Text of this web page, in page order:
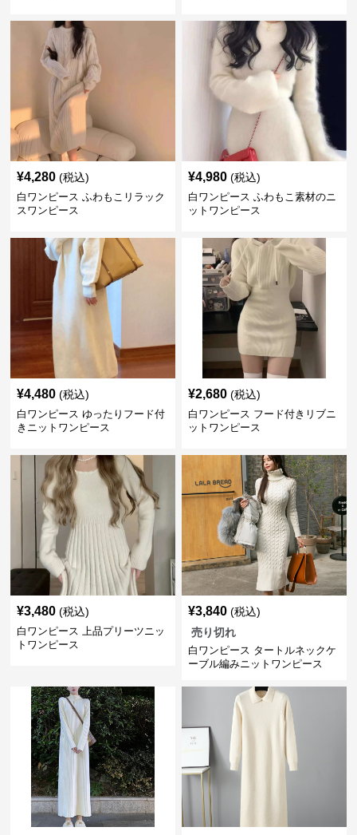
¥4,280 (税込)
白ワンピース ふわもこリラック
スワンピース
¥4,980 (税込)
白ワンピース ふわもこ素材のニ
ットワンピース
¥4,480 (税込)
白ワンピース ゆったりフード付
きニットワンピース
¥2,680 (税込)
白ワンピース フード付きリブニ
ットワンピース
¥3,480 (税込)
白ワンピース 上品プリーツニッ
トワンピース
¥3,840 (税込)
売り切れ
白ワンピース タートルネックケ
ーブル編みニットワンピース